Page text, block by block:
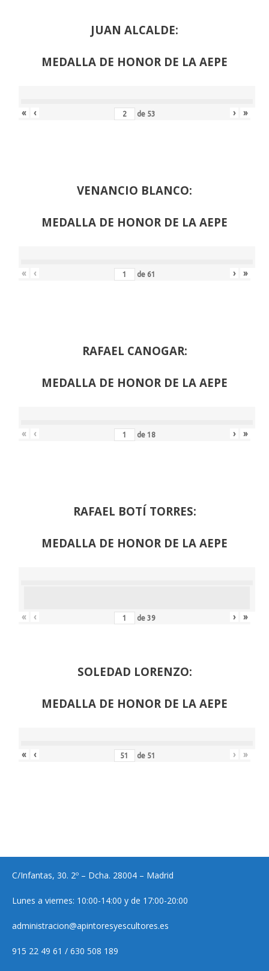
JUAN ALCALDE:
MEDALLA DE HONOR DE LA AEPE
« ‹ de 53 › »
VENANCIO BLANCO:
MEDALLA DE HONOR DE LA AEPE
« ‹ de 61 › »
RAFAEL CANOGAR:
MEDALLA DE HONOR DE LA AEPE
« ‹ de 18 › »
RAFAEL BOTÍ TORRES:
MEDALLA DE HONOR DE LA AEPE
« ‹ de 39 › »
SOLEDAD LORENZO:
MEDALLA DE HONOR DE LA AEPE
« ‹ de 51 › »
C/Infantas, 30. 2º – Dcha. 28004 – Madrid
Lunes a viernes: 10:00-14:00 y de 17:00-20:00
administracion@apintoresyescultores.es
915 22 49 61 / 630 508 189